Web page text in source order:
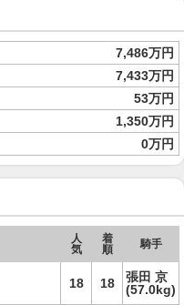
7,486万円
7,433万円
53万円
1,350万円
0万円
人
気
着
順
騎手
18 18
張田 京
(57.0kg)